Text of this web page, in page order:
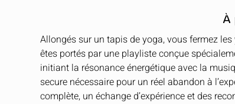
À
Allongés sur un tapis de yoga, vous fermez
êtes portés par une playliste conçue
initiant la résonance énergétique avec la
secure nécessaire pour un réel abandon à
complète, un échange d’expérience et des